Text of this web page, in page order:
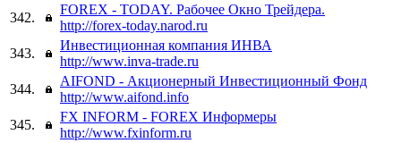
342.
FOREX - TODAY. Рабочее Окно Трейдера.
http://forex-today.narod.ru
343.
Инвестиционная компания ИНВА
http://www.inva-trade.ru
344.
AIFOND - Акционерный Инвестиционный Фонд
http://www.aifond.info
345.
FX INFORM - FOREX Информеры
http://www.fxinform.ru